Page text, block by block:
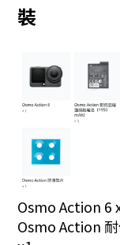
裝
Osmo Action 6
Osmo Action